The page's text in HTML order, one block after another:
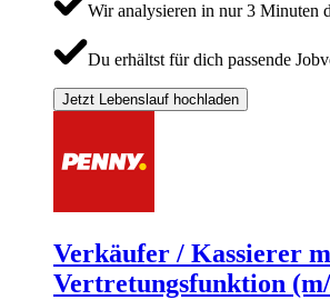
Wir analysieren in nur 3 Minuten
Du erhältst für dich passende
Jetzt Lebenslauf hochladen
Verkäufer / Kassierer
Vertretungsfunktion